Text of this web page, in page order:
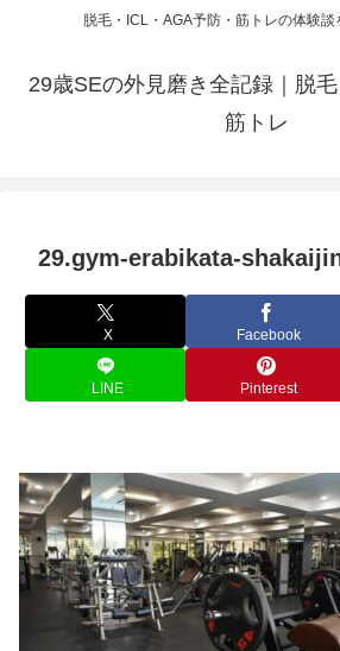
脱毛・ICL・AGA予防・筋トレの体験
29歳SEの外見磨き全記録｜脱
筋トレ
29.gym-erabikata-
X Facebook
LINE Pinterest